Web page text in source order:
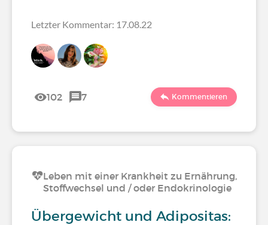
Letzter Kommentar: 17.08.22
102 7 Kommentieren
Leben mit einer Krankheit zu Ernährung,
Stoffwechsel und / oder Endokrinologie
Übergewicht und Adipositas: